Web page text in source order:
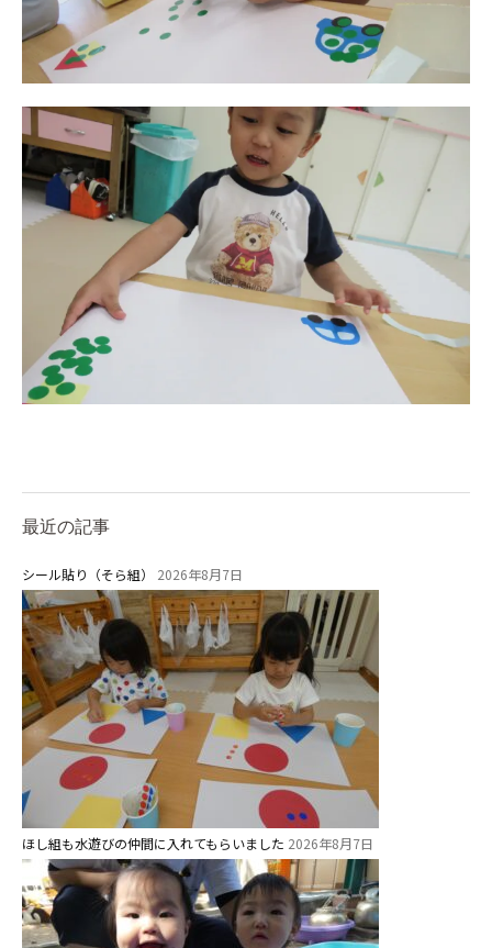
最近の記事
シール貼り（そら組） 2026年8月7日
ほし組も水遊びの仲間に入れてもらいました 2026年8月7日